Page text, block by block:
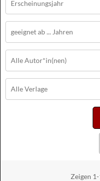
Zeigen